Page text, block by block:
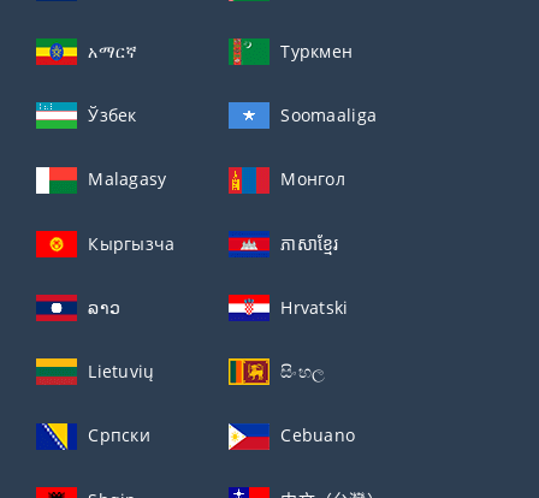
አማርኛ Туркмен
Ўзбек Soomaaliga
Malagasy Монгол
Кыргызча ភាសាខ្មែរ
ລາວ Hrvatski
Lietuvių සිංහල
Српски Cebuano